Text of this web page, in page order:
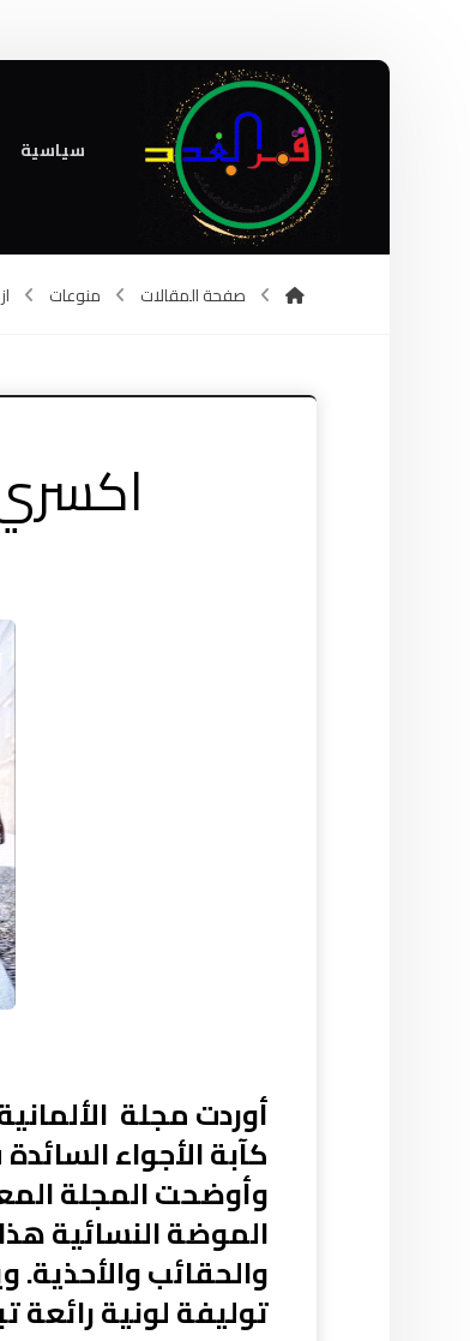
سياسية
صفحة المقالات منوعات
كآبة الأجواء
وأوضحت المجلة
الموضة النسائية
والحقائب
توليفة لونية رائعة